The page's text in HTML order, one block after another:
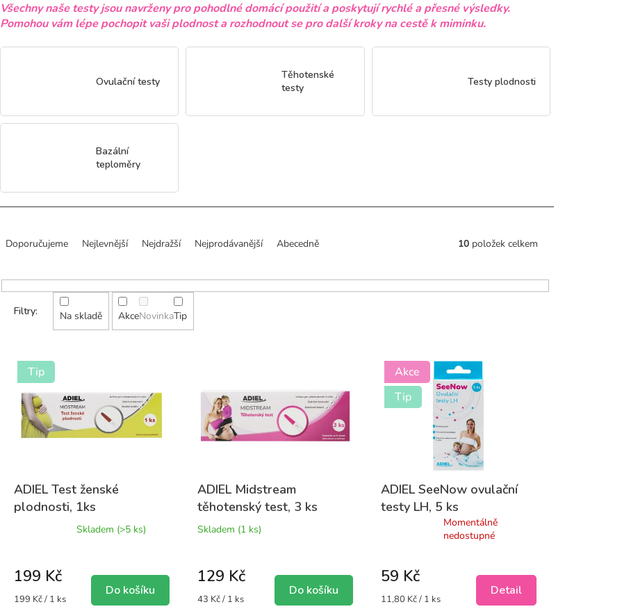
Všechny naše testy jsou navrženy pro pohodlné domácí použití a poskytují rychlé a přesné výsledky.
Pomohou vám lépe pochopit vaši plodnost a rozhodnout se pro další kroky na cestě k miminku.
Ovulační testy
Těhotenské
testy
Testy plodnosti
Bazální
teploměry
n
Doporučujeme Nejlevnější Nejdražší Nejprodávanější Abecedně 10 položek celkem
Na skladě AkceNovinkaTip
Tip
ADIEL Test ženské
plodnosti, 1ks
5,0
5
Skladem (>5 ks)
199 Kč
Měrná
199 Kč / 1 ks
Do košíku
ADIEL Midstream
těhotenský test, 3 ks
Skladem (1 ks)
129 Kč
Měrná
43 Kč / 1 ks
Do košíku
Akce
Tip
ADIEL SeeNow ovulační
testy LH, 5 ks
5,0
5
Momentálně
nedostupné
59 Kč
Měrná
11,80 Kč / 1 ks
Detail